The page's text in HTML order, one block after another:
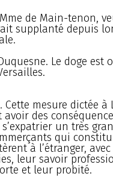
de Main-tenon,
supplanté depuis
Le doge est
Cette mesure dictée à
des
un très
qui
à l’étranger,
leur savoir
et leur probité.